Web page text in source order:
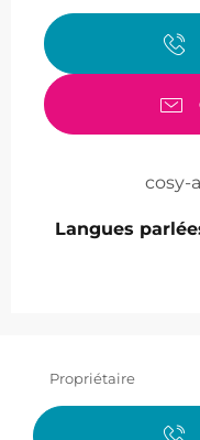
cosy-
Langues
Langues
Propriétaire